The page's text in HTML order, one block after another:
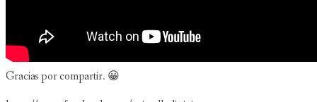
Gracias por compartir. 😀